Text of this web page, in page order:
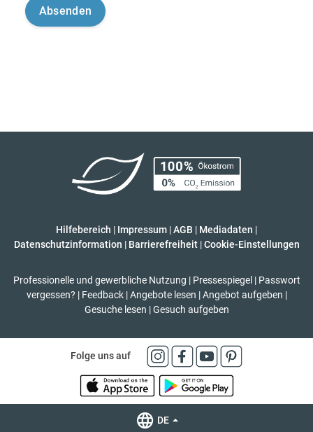
Hilfebereich | Impressum |AGB | Mediadaten |
Datenschutzinformation | Barrierefreiheit | Cookie-Einstellungen
Professionelle und gewerbliche Nutzung | Pressespiegel | Passwort
vergessen? | Feedback | Angebote lesen | Angebot aufgeben |
Gesuche lesen | Gesuch aufgeben
Folge uns auf
DE